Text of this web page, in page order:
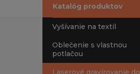
Katalóg produktov
Vyšívanie na textil
Oblečenie s vlastnou
potlačou
Laserové gravírovanie do